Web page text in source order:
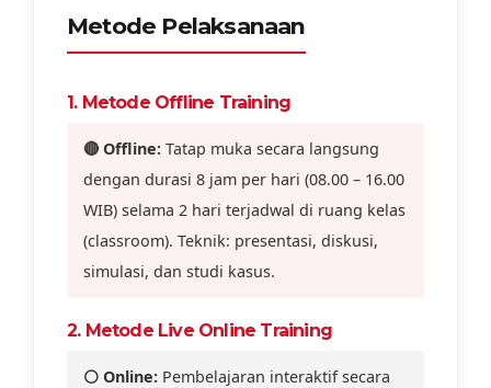
Metode Pelaksanaan
1. Metode Offline Training
🔴 Offline: Tatap muka secara langsung
dengan durasi 8 jam per hari (08.00 – 16.00
WIB) selama 2 hari terjadwal di ruang kelas
(classroom). Teknik: presentasi, diskusi,
simulasi, dan studi kasus.
2. Metode Live Online Training
⚪ Online: Pembelajaran interaktif secara